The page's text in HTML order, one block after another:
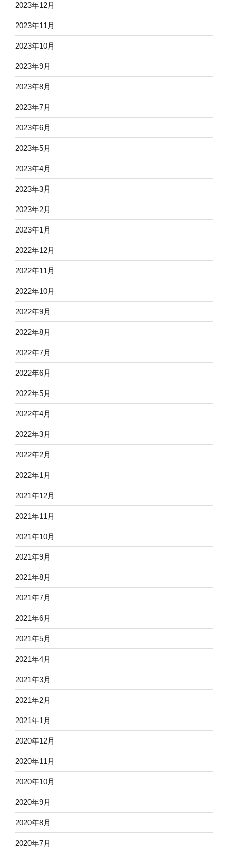
2023年12月
2023年11月
2023年10月
2023年9月
2023年8月
2023年7月
2023年6月
2023年5月
2023年4月
2023年3月
2023年2月
2023年1月
2022年12月
2022年11月
2022年10月
2022年9月
2022年8月
2022年7月
2022年6月
2022年5月
2022年4月
2022年3月
2022年2月
2022年1月
2021年12月
2021年11月
2021年10月
2021年9月
2021年8月
2021年7月
2021年6月
2021年5月
2021年4月
2021年3月
2021年2月
2021年1月
2020年12月
2020年11月
2020年10月
2020年9月
2020年8月
2020年7月